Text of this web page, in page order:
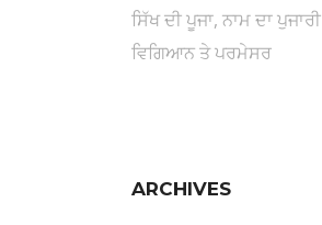
ਸਿੱਖ ਦੀ ਪੂਜਾ, ਨਾਮ ਦਾ ਪੁਜਾਰੀ
ਵਿਗਿਆਨ ਤੇ ਪਰਮੇਸਰ
ARCHIVES